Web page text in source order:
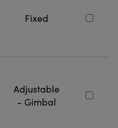
Fixed
Adjustable
- Gimbal